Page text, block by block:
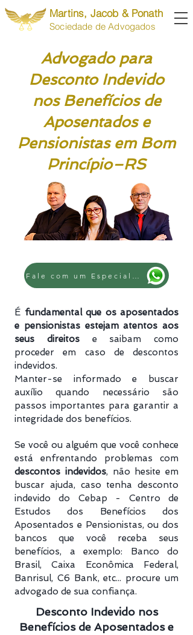
Martins, Jacob & Ponath
Sociedade de Advogados
Advogado para
Desconto Indevido
nos Benefícios de
Aposentados e
Pensionistas em Bom
Princípio–RS
É fundamental que os aposentados
e pensionistas estejam atentos aos
seus direitose saibam como
proceder em caso de descontos
indevidos.
Manter-se informado e buscar
auxílio quando necessário são
passos importantes para garantir a
integridade dos benefícios.
Se você ou alguém que você conhece
está enfrentando problemas com
descontos indevidos, não hesite em
buscar ajuda, caso tenha desconto
indevido do Cebap - Centro de
Estudos dos Benefícios dos
Aposentados e Pensionistas, ou dos
bancos que você receba seus
benefícios, a exemplo: Banco do
Brasil, Caixa Econômica Federal,
Banrisul, C6 Bank, etc... procure um
advogado de sua confiança.
Desconto Indevido nos
Benefícios de Aposentados e